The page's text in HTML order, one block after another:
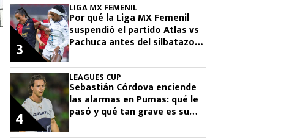
LIGA MX FEMENIL
Por qué la Liga MX Femenil
suspendió el partido Atlas vs
Pachuca antes del silbatazo
3
LEAGUES CUP
Sebastián Córdova enciende
las alarmas en Pumas: qué le
pasó y qué tan grave es su
4